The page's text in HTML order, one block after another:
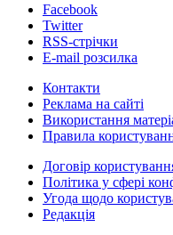
Facebook
Twitter
RSS-стрічки
E-mail розсилка
Контакти
Реклама на сайті
Використання
Правила
Договір
Політика у сфері
Угода щодо
Редакція